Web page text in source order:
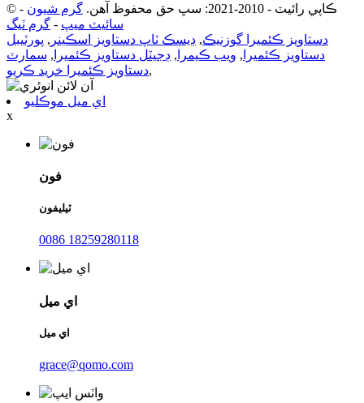
© ڪاپي رائيٽ - 2010-2021: سڀ حق محفوظ آهن. گرم شيون -
سائيٽ ميپ - گرم ٽيگ
دستاويز ڪئميرا گوزنيڪ, ڊيسڪ ٽاپ دستاويز اسڪينر , پورٽيبل
دستاويز ڪئميرا , ويب ڪيمرا , ڊجيٽل دستاويز ڪئميرا , سمارٽ
دستاويز ڪئميرا خريد ڪريو,
اي ميل موڪليو
x
فون
ٽيليفون
0086 18259280118
اي ميل
اي ميل
grace@qomo.com